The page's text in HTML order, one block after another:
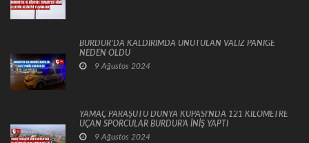
BURDUR’DA KALDIRIMDA UNUTULAN VALİZ PANİĞE
NEDEN OLDU
9 Ağustos 2024
YAMAÇ PARAŞÜTÜ DÜNYA KUPASI'NDA 121 KİLOMETRE
UÇAN SPORCULAR BURDUR'A İNİŞ YAPTI
9 Ağustos 2024